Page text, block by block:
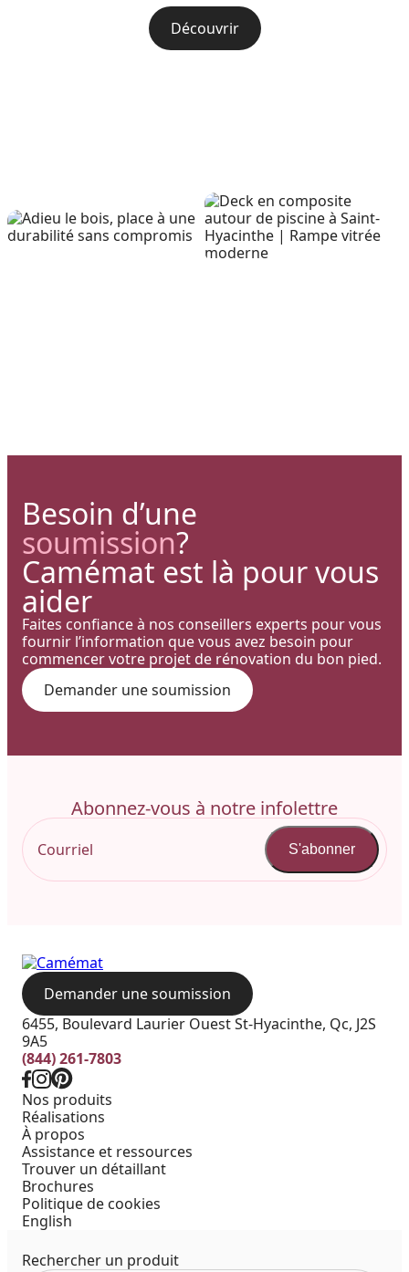
Découvrir
Besoin d’une
soumission?
Camémat est là pour vous
aider
Faites confiance à nos conseillers experts pour vous
fournir l’information que vous avez besoin pour
commencer votre projet de rénovation du bon pied.
Demander une soumission
Abonnez-vous à notre infolettre
S'abonner
Demander une soumission
6455, Boulevard Laurier Ouest St-Hyacinthe, Qc, J2S
9A5
(844) 261-7803
Nos produits
Réalisations
À propos
Assistance et ressources
Trouver un détaillant
Brochures
Politique de cookies
English
Rechercher un produit